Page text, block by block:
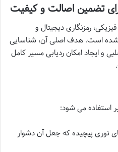
تضمین اصالت و کیفیت
رمزنگاری دیجیتال و
شده است. هدف اصلی آن، شناسایی
و ایجاد امکان ردیابی مسیر کامل
استفاده می شود:
نوری پیچیده که جعل آن دشوار